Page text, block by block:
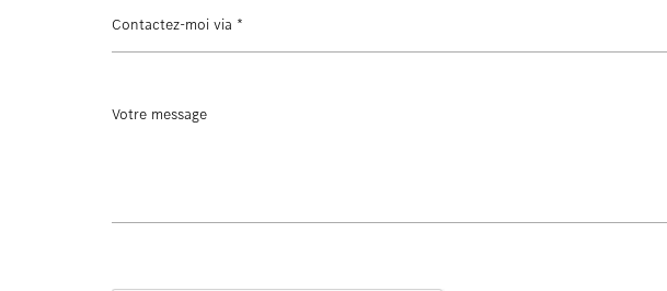
Contactez-moi via *
Votre message